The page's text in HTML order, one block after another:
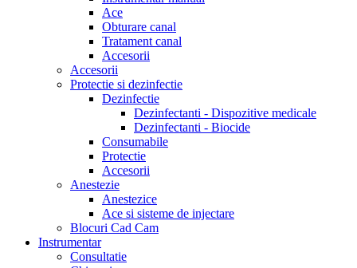
Ace
Obturare canal
Tratament canal
Accesorii
Accesorii
Protectie si dezinfectie
Dezinfectie
Dezinfectanti - Dispozitive medicale
Dezinfectanti - Biocide
Consumabile
Protectie
Accesorii
Anestezie
Anestezice
Ace si sisteme de injectare
Blocuri Cad Cam
Instrumentar
Consultatie